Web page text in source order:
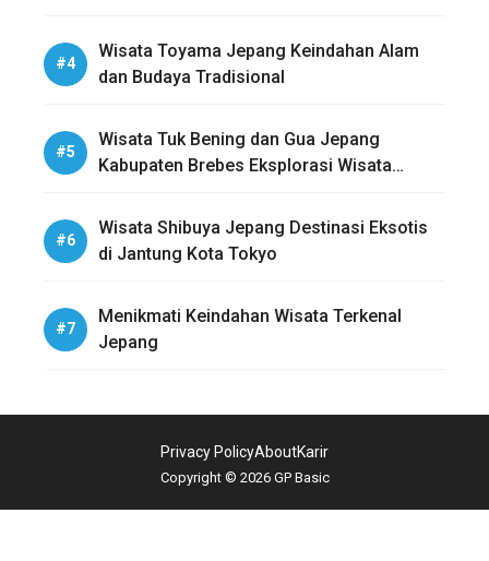
Wisata Toyama Jepang Keindahan Alam
dan Budaya Tradisional
Wisata Tuk Bening dan Gua Jepang
Kabupaten Brebes Eksplorasi Wisata
Wisata Shibuya Jepang Destinasi Eksotis
di Jantung Kota Tokyo
Menikmati Keindahan Wisata Terkenal
Jepang
Copyright © 2026 GP Basic
Privacy PolicyAboutKarir